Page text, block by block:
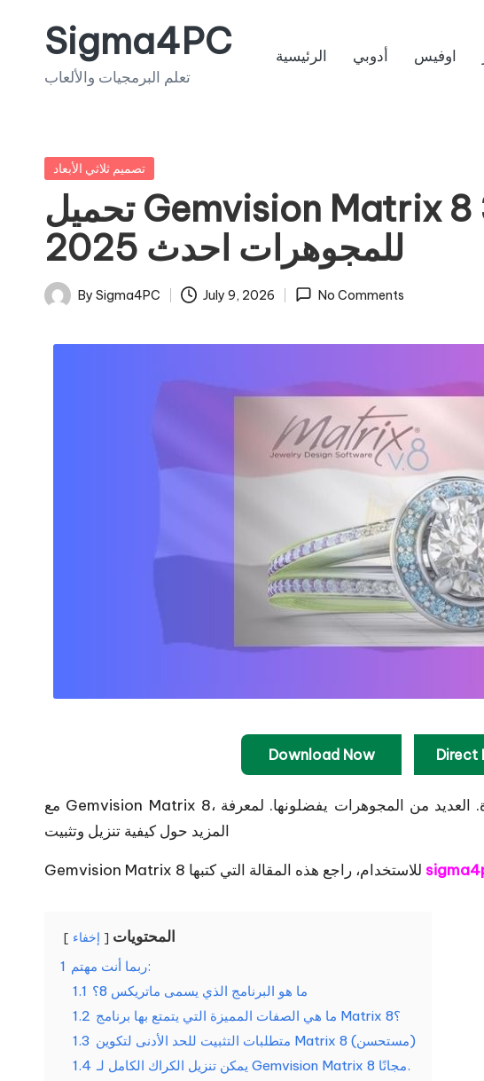
Sigma4PC
تعلم البرمجيات والألعاب
الرئيسية أدوبي اوفيس
Posted
تصميم ثلاثي الأبعاد
تحميل Gemvision Matrix 8 برنامج 3D
للمجوهرات احدث 2025
Posted
By Sigma4PC July 9, 2026 No Comments
Download Now Direct
مع Gemvision Matrix 8، يمكنك إنشاء تصميمات مجوهرات أنيقة ومميزة. العديد من المجوهرات يفضلونها. لمعرفة
المزيد حول كيفية تنزيل وتثبيت
المحتويات إخفاء
1
ربما أنت مهتم:
1.1
ما هو البرنامج الذي يسمى ماتريكس 8؟
1.2
ما هي الصفات المميزة التي يتمتع بها برنامج Matrix 8؟
1.3
متطلبات التثبيت للحد الأدنى لتكوين Matrix 8 (مستحسن)
1.4
يمكن تنزيل الكراك الكامل لـ Gemvision Matrix 8 مجانًا.